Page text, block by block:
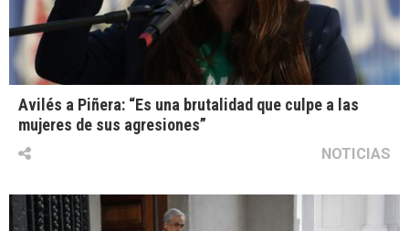
Avilés a Piñera: “Es una brutalidad que culpe a las
mujeres de sus agresiones”
NOTICIAS